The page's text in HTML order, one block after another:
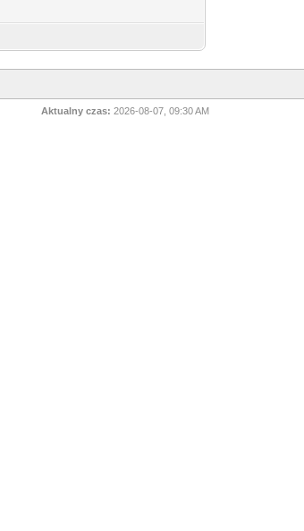
Aktualny czas: 2026-08-07, 09:30 AM